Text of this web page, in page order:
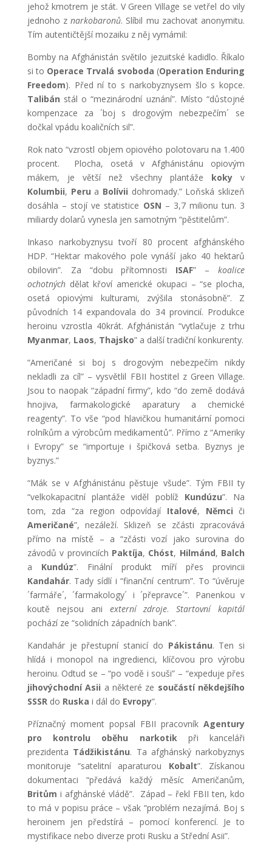
jehož kmotrem je stát. V Green Village se vetřel do vily
jednoho znarkobaronů. Slíbil mu zachovat anonymitu.
Tím autentičtější mozaiku z něj vymámil:
Bomby na Afghánistán světilo jezuitské kadidlo. Říkalo
si to Operace Trvalá svoboda (Operation Enduring
Freedom). Před ní to s narkobyznysem šlo s kopce.
Talibán stál o “mezinárodní uznání”. Místo “důstojné
kompenzace za ´boj s drogovým nebezpečím´ se
dočkal vpádu koaličních sil”.
Rok nato “vzrostl objem opiového polotovaru na 1.400
procent. Plocha, osetá v Afghánistánu opiovým
mákem, je větší než všechny plantáže kokyv
Kolumbii, Peru a Bolívii dohromady.” Loňská sklizeň
dosáhla – stojí ve statistice OSN – 3,7 milionu tun. 3
miliardy dolarů vynesla jen samotným “pěstitelům”.
Inkaso narkobyznysu tvoří 80 procent afghánského
HDP. “Hektar makového pole vynáší jako 40 hektarů
obilovin”. Za “dobu přítomnosti ISAF” –koalice
ochotnýchdělat křoví americké okupaci – “se plocha,
osetá opiovými kulturami, zvýšila stonásobně”. Z
původních 14 expandovala do 34 provincií. Produkce
heroinu vzrostla 40krát. Afghánistán “vytlačuje z trhu
Myanmar, Laos, Thajsko” a další tradiční konkurenty.
“Američané si boj s drogovým nebezpečím nikdy
nekladli za cíl” – vysvětlil FBII hostitel z Green Village.
Jsou to naopak “západní firmy”, kdo “do země dodává
hnojiva, farmakologické aparatury a chemické
reagenty”. To vše “pod hlavičkou humanitární pomoci
rolníkům a výrobcům medikamentů”. Přímo z “Ameriky
i Evropy” se “importuje i špičková setba. Byznys je
byznys.”
“Mák se v Afghánistánu pěstuje všude”. Tým FBII ty
“velkokapacitní plantáže viděl poblíž Kundúzu”. Na
tom, zda “za region odpovídají Italové, Němciči
Američané”, nezáleží. Sklizeň se zčásti zpracovává
přímo na místě – a “zčásti vozí jako surovina do
závodů v provinciích Paktíja, Chóst, Hilmánd, Balch
a Kundúz”. Finální produkt míří přes provincii
Kandahár. Tady sídlí i “finanční centrum”. To “úvěruje
´farmáře´, ´farmakology´ i ´přepravce´”. Panenkou v
koutě nejsou ani externí zdroje.Startovní kapitál
pochází ze “solidních západních bank”.
Kandahár je přestupní stanicí do Pákistánu. Ten si
hlídá i monopol na ingredienci, klíčovou pro výrobu
heroinu. Odtud se – “po vodě i souši” – “expeduje přes
jihovýchodní Asii a některé ze součástí někdejšího
SSSRdo Ruska i dál do Evropy“.
Příznačný moment popsal FBII pracovníkAgentury
pro kontrolu oběhu narkotik při kanceláři
prezidenta Tádžikistánu. Ta afghánský narkobyznys
monitoruje “satelitní aparaturou Kobalt”. Získanou
dokumentaci “předává každý měsíc Američanům,
Britům i afghánské vládě”. Západ – řekl FBII ten, kdo
to má v popisu práce – však “problém nezajímá. Boj s
heroinem jen předstírá – pomocí konferencí. Je to
mystifikace nebo diverze proti Rusku a Střední Asii”.